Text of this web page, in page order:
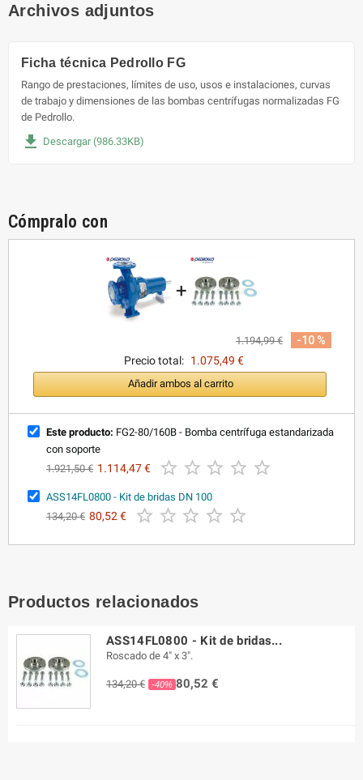
Archivos adjuntos
Ficha técnica Pedrollo FG
Rango de prestaciones, límites de uso, usos e instalaciones, curvas
de trabajo y dimensiones de las bombas centrífugas normalizadas FG
de Pedrollo.
file_download Descargar (986.33KB)
Cómpralo con
+
1.194,99 €
-10 %
Precio total: 1.075,49 €
Añadir ambos al carrito
Este producto: FG2-80/160B - Bomba centrífuga estandarizada
con soporte
1.921,50 € 1.114,47 €     
ASS14FL0800 - Kit de bridas DN 100
134,20 € 80,52 €     
Productos relacionados
ASS14FL0800 - Kit de bridas...
Roscado de 4" x 3".
134,20 € -40% 80,52 €